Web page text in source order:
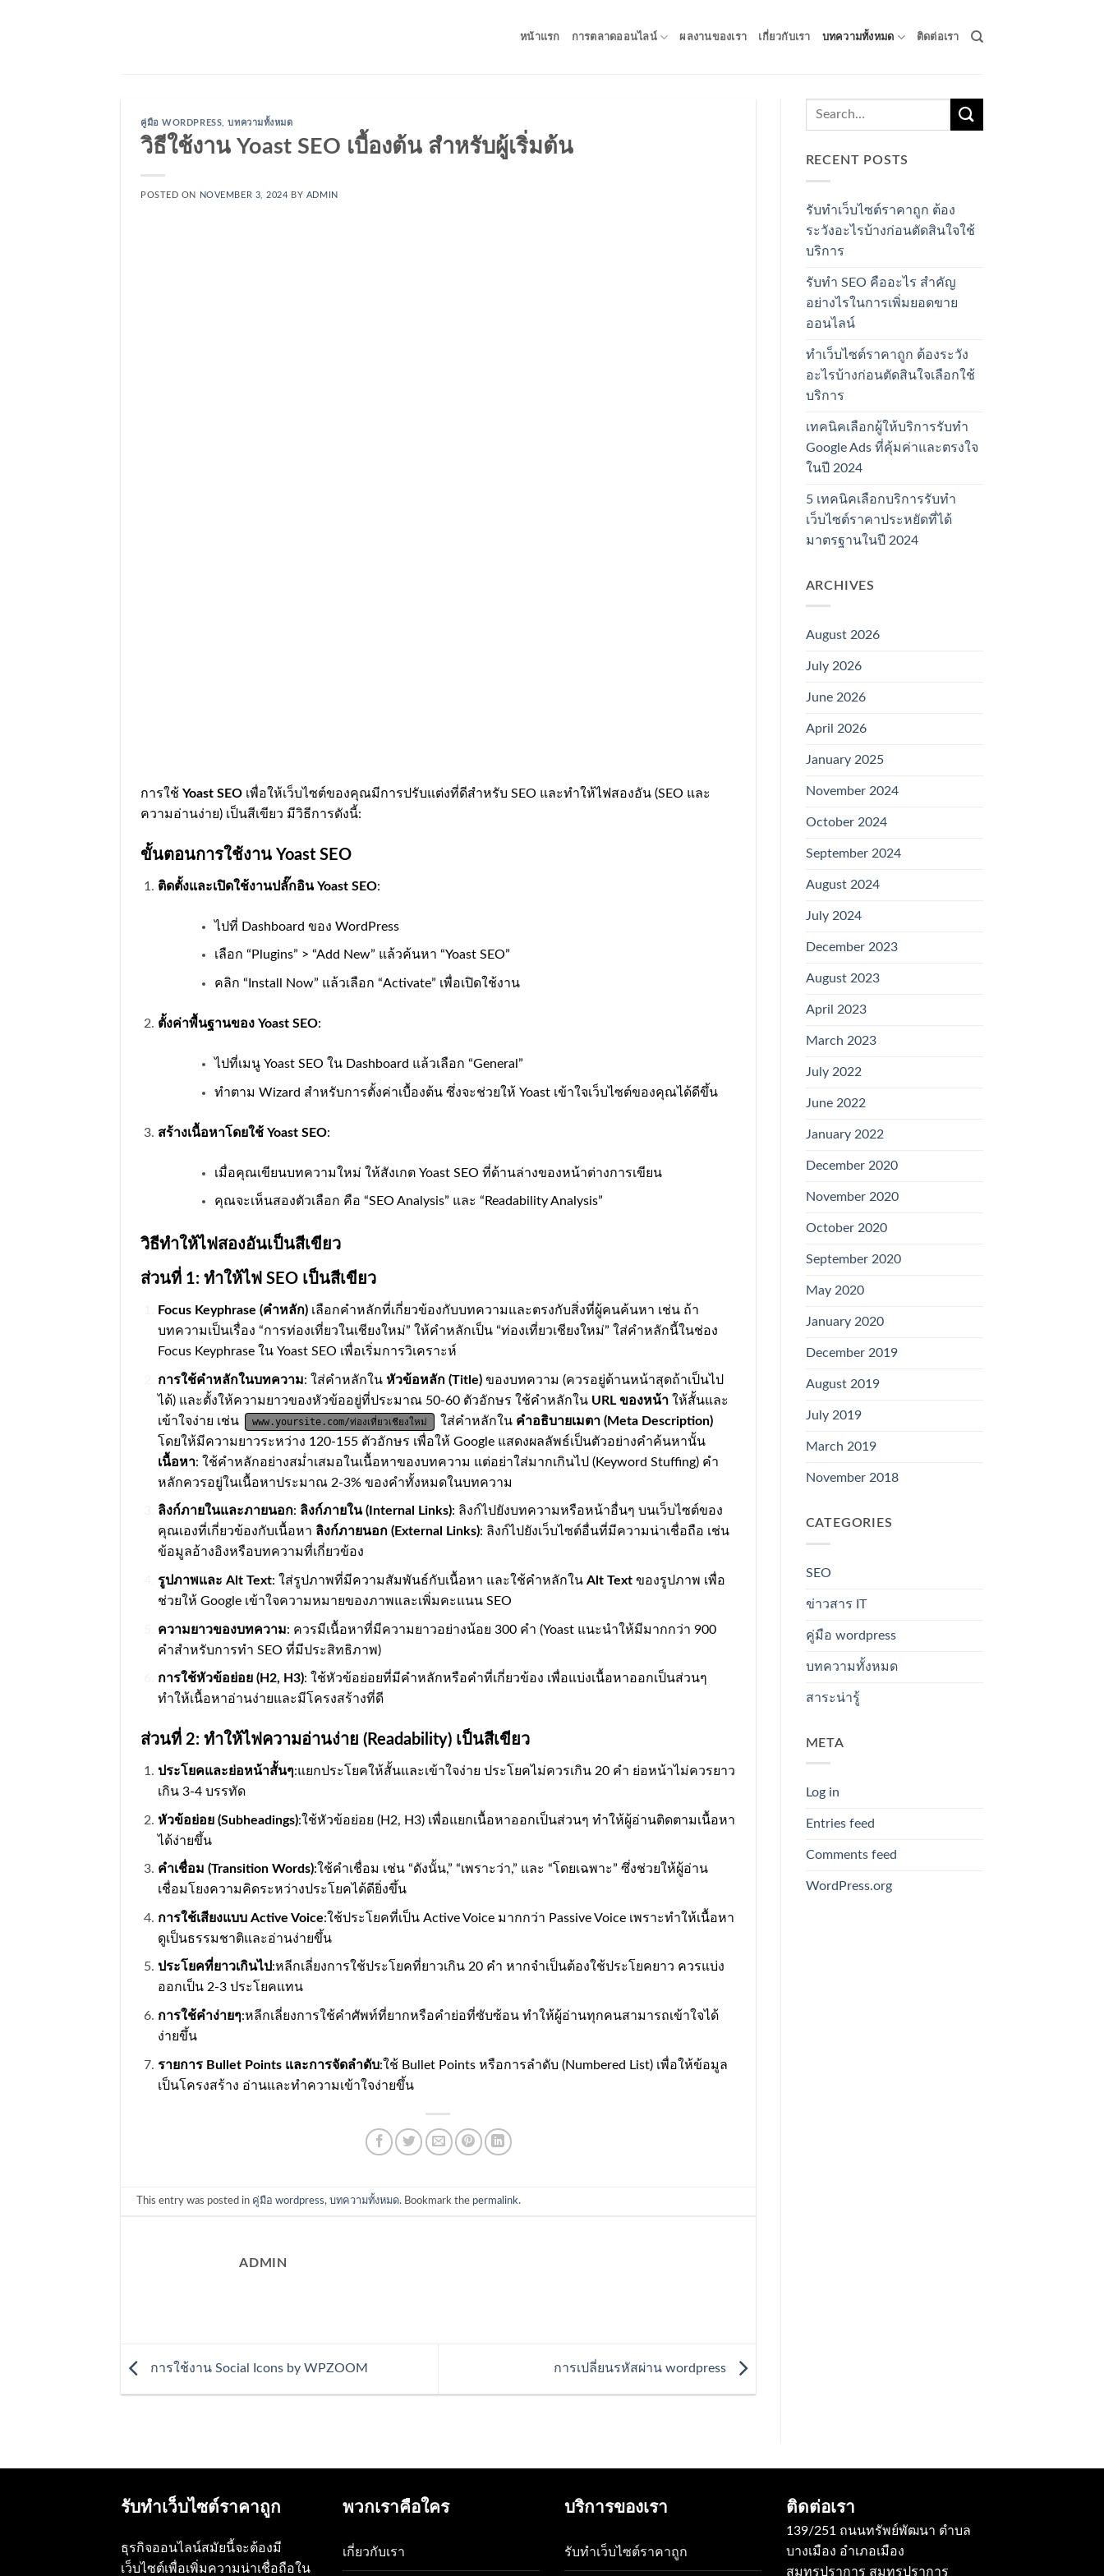
หน้าแรก การตลาดออนไลน์ ผลงานของเรา เกี่ยวกับเรา บทความทั้งหมด ติดต่อเรา
คู่มือ WORDPRESS ,บทความทั้งหมด
วิธีใช้งาน Yoast SEO เบื้องต้น สำหรับผู้เริ่มต้น
POSTED ON NOVEMBER 3, 2024 BY ADMIN
การใช้ Yoast SEO เพื่อให้เว็บไซต์ของคุณมีการปรับแต่งที่ดีสำหรับ SEO และทำให้ไฟสองอัน (SEO และ
ความอ่านง่าย) เป็นสีเขียว มีวิธีการดังนี้:
ขั้นตอนการใช้งาน Yoast SEO
ติดตั้งและเปิดใช้งานปลั๊กอิน Yoast SEO:
ไปที่ Dashboard ของ WordPress
เลือก “Plugins” > “Add New” แล้วค้นหา “Yoast SEO”
คลิก “Install Now” แล้วเลือก “Activate” เพื่อเปิดใช้งาน
ตั้งค่าพื้นฐานของ Yoast SEO:
ไปที่เมนู Yoast SEO ใน Dashboard แล้วเลือก “General”
ทำตาม Wizard สำหรับการตั้งค่าเบื้องต้น ซึ่งจะช่วยให้ Yoast เข้าใจเว็บไซต์ของคุณได้ดีขึ้น
สร้างเนื้อหาโดยใช้ Yoast SEO:
เมื่อคุณเขียนบทความใหม่ ให้สังเกต Yoast SEO ที่ด้านล่างของหน้าต่างการเขียน
คุณจะเห็นสองตัวเลือก คือ “SEO Analysis” และ “Readability Analysis”
วิธีทำให้ไฟสองอันเป็นสีเขียว
ส่วนที่ 1: ทำให้ไฟ SEO เป็นสีเขียว
Focus Keyphrase (คำหลัก) เลือกคำหลักที่เกี่ยวข้องกับบทความและตรงกับสิ่งที่ผู้คนค้นหา เช่น ถ้า
บทความเป็นเรื่อง “การท่องเที่ยวในเชียงใหม่” ให้คำหลักเป็น “ท่องเที่ยวเชียงใหม่” ใส่คำหลักนี้ในช่อง
Focus Keyphrase ใน Yoast SEO เพื่อเริ่มการวิเคราะห์
การใช้คำหลักในบทความ: ใส่คำหลักใน หัวข้อหลัก (Title)ของบทความ (ควรอยู่ด้านหน้าสุดถ้าเป็นไป
ได้) และตั้งให้ความยาวของหัวข้ออยู่ที่ประมาณ 50-60 ตัวอักษร ใช้คำหลักใน URL ของหน้าให้สั้นและ
เข้าใจง่าย เช่น
www.yoursite.com/ท่องเที่ยวเชียงใหม่ ใส่คำหลักใน คำอธิบายเมตา (Meta Description)
โดยให้มีความยาวระหว่าง 120-155 ตัวอักษร เพื่อให้ Google แสดงผลลัพธ์เป็นตัวอย่างคำค้นหานั้น
เนื้อหา: ใช้คำหลักอย่างสม่ำเสมอในเนื้อหาของบทความ แต่อย่าใส่มากเกินไป (Keyword Stuffing) คำ
หลักควรอยู่ในเนื้อหาประมาณ 2-3% ของคำทั้งหมดในบทความ
ลิงก์ภายในและภายนอก: ลิงก์ภายใน (Internal Links): ลิงก์ไปยังบทความหรือหน้าอื่นๆ บนเว็บไซต์ของ
คุณเองที่เกี่ยวข้องกับเนื้อหา ลิงก์ภายนอก (External Links): ลิงก์ไปยังเว็บไซต์อื่นที่มีความน่าเชื่อถือ เช่น
ข้อมูลอ้างอิงหรือบทความที่เกี่ยวข้อง
รูปภาพและ Alt Text: ใส่รูปภาพที่มีความสัมพันธ์กับเนื้อหา และใช้คำหลักใน Alt Textของรูปภาพ เพื่อ
ช่วยให้ Google เข้าใจความหมายของภาพและเพิ่มคะแนน SEO
ความยาวของบทความ: ควรมีเนื้อหาที่มีความยาวอย่างน้อย 300 คำ (Yoast แนะนำให้มีมากกว่า 900
คำสำหรับการทำ SEO ที่มีประสิทธิภาพ)
การใช้หัวข้อย่อย (H2, H3): ใช้หัวข้อย่อยที่มีคำหลักหรือคำที่เกี่ยวข้อง เพื่อแบ่งเนื้อหาออกเป็นส่วนๆ
ทำให้เนื้อหาอ่านง่ายและมีโครงสร้างที่ดี
ส่วนที่ 2: ทำให้ไฟความอ่านง่าย (Readability) เป็นสีเขียว
ประโยคและย่อหน้าสั้นๆ:แยกประโยคให้สั้นและเข้าใจง่าย ประโยคไม่ควรเกิน 20 คำ ย่อหน้าไม่ควรยาว
เกิน 3-4 บรรทัด
หัวข้อย่อย (Subheadings):ใช้หัวข้อย่อย (H2, H3) เพื่อแยกเนื้อหาออกเป็นส่วนๆ ทำให้ผู้อ่านติดตามเนื้อหา
ได้ง่ายขึ้น
คำเชื่อม (Transition Words):ใช้คำเชื่อม เช่น “ดังนั้น,” “เพราะว่า,” และ “โดยเฉพาะ” ซึ่งช่วยให้ผู้อ่าน
เชื่อมโยงความคิดระหว่างประโยคได้ดียิ่งขึ้น
การใช้เสียงแบบ Active Voice:ใช้ประโยคที่เป็น Active Voice มากกว่า Passive Voice เพราะทำให้เนื้อหา
ดูเป็นธรรมชาติและอ่านง่ายขึ้น
ประโยคที่ยาวเกินไป:หลีกเลี่ยงการใช้ประโยคที่ยาวเกิน 20 คำ หากจำเป็นต้องใช้ประโยคยาว ควรแบ่ง
ออกเป็น 2-3 ประโยคแทน
การใช้คำง่ายๆ:หลีกเลี่ยงการใช้คำศัพท์ที่ยากหรือคำย่อที่ซับซ้อน ทำให้ผู้อ่านทุกคนสามารถเข้าใจได้
ง่ายขึ้น
รายการ Bullet Points และการจัดลำดับ:ใช้ Bullet Points หรือการลำดับ (Numbered List) เพื่อให้ข้อมูล
เป็นโครงสร้าง อ่านและทำความเข้าใจง่ายขึ้น
This entry was posted in คู่มือ wordpress,บทความทั้งหมด. Bookmark the permalink.
ADMIN
การใช้งาน Social Icons by WPZOOM การเปลี่ยนรหัสผ่าน wordpress
RECENT POSTS
รับทำเว็บไซต์ราคาถูก ต้อง
ระวังอะไรบ้างก่อนตัดสินใจใช้
บริการ
รับทำ SEO คืออะไร สำคัญ
อย่างไรในการเพิ่มยอดขาย
ออนไลน์
ทำเว็บไซต์ราคาถูก ต้องระวัง
อะไรบ้างก่อนตัดสินใจเลือกใช้
บริการ
เทคนิคเลือกผู้ให้บริการรับทำ
Google Ads ที่คุ้มค่าและตรงใจ
ในปี 2024
5 เทคนิคเลือกบริการรับทำ
เว็บไซต์ราคาประหยัดที่ได้
มาตรฐานในปี 2024
ARCHIVES
August 2026
July 2026
June 2026
April 2026
January 2025
November 2024
October 2024
September 2024
August 2024
July 2024
December 2023
August 2023
April 2023
March 2023
July 2022
June 2022
January 2022
December 2020
November 2020
October 2020
September 2020
May 2020
January 2020
December 2019
August 2019
July 2019
March 2019
November 2018
CATEGORIES
SEO
ข่าวสาร IT
คู่มือ wordpress
บทความทั้งหมด
สาระน่ารู้
META
Log in
Entries feed
Comments feed
WordPress.org
รับทำเว็บไซต์ราคาถูก
ธุรกิจออนไลน์สมัยนี้จะต้องมี
เว็บไซต์เพื่อเพิ่มความน่าเชื่อถือใน
พวกเราคือใคร
เกี่ยวกับเรา
บริการของเรา
รับทำเว็บไซต์ราคาถูก
ติดต่อเรา
139/251 ถนนทรัพย์พัฒนา ตำบล
บางเมือง อำเภอเมือง
สมุทรปราการ สมุทรปราการ